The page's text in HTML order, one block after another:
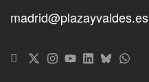
madrid@plazayvaldes.es